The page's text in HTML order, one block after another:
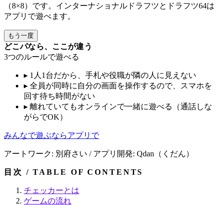
（8×8）です。インターナショナルドラフツとドラフツ64は
アプリで遊べます。
もう一度
どこパなら、ここが違う
3つのルールで遊べる
▸ 1人1台だから、手札や役職が隣の人に見えない
▸ 全員が同時に自分の画面を操作するので、スマホを
回す待ち時間がない
▸ 離れていてもオンラインで一緒に遊べる（通話しな
がらでOK）
みんなで遊ぶならアプリで
アートワーク: 別府さい / アプリ開発: Qdan（くだん）
目次 / TABLE OF CONTENTS
チェッカーとは
ゲームの流れ